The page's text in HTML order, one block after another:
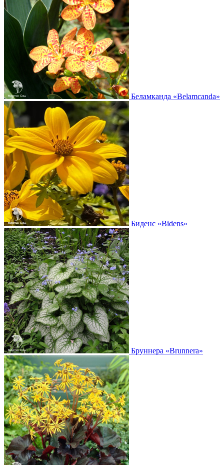
Беламканда «Belamcanda»
Биденс «Bidens»
Бруннера «Brunnera»